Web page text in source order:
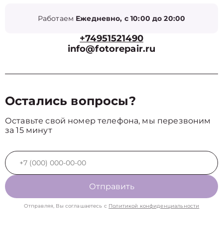
Работаем Ежедневно, с 10:00 до 20:00
+74951521490
info@fotorepair.ru
Остались вопросы?
Оставьте свой номер телефона, мы перезвоним
за 15 минут
Отправить
Отправляя, Вы соглашаетесь с Политикой конфиденциальности